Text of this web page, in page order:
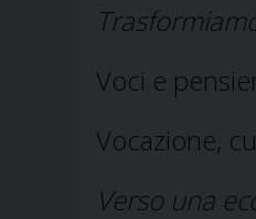
Voci e
Vocazione,
Verso una